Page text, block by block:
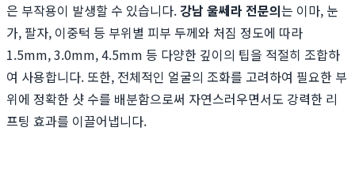
은 부작용이 발생할 수 있습니다.강남 울쎄라 전문의는 이마, 눈
가, 팔자, 이중턱 등 부위별 피부 두께와 처짐 정도에 따라
1.5mm, 3.0mm, 4.5mm 등 다양한 깊이의 팁을 적절히 조합하
여 사용합니다. 또한, 전체적인 얼굴의 조화를 고려하여 필요한 부
위에 정확한 샷 수를 배분함으로써 자연스러우면서도 강력한 리
프팅 효과를 이끌어냅니다.